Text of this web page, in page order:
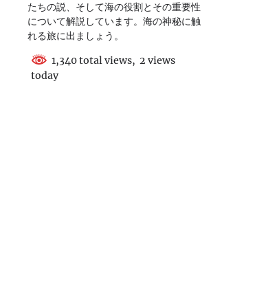
たちの説、そして海の役割とその重要性
について解説しています。海の神秘に触
れる旅に出ましょう。
1,340 total views, 2 views
today